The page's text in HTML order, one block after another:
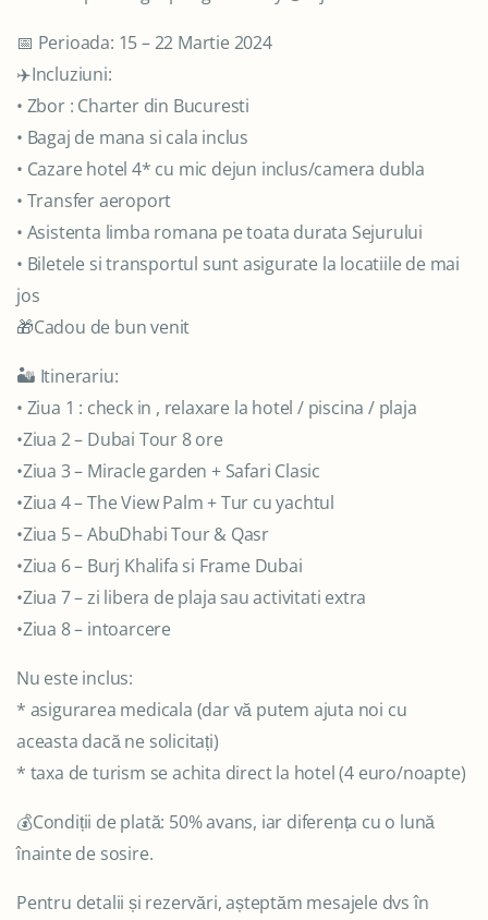
📅 Perioada: 15 – 22 Martie 2024
✈️Incluziuni:
• Zbor : Charter din Bucuresti
• Bagaj de mana si cala inclus
• Cazare hotel 4* cu mic dejun inclus/camera dubla
• Transfer aeroport
• Asistenta limba romana pe toata durata Sejurului
• Biletele si transportul sunt asigurate la locatiile de mai
jos
🎁Cadou de bun venit
🏜️ Itinerariu:
• Ziua 1 : check in , relaxare la hotel / piscina / plaja
•Ziua 2 – Dubai Tour 8 ore
•Ziua 3 – Miracle garden + Safari Clasic
•Ziua 4 – The View Palm + Tur cu yachtul
•Ziua 5 – AbuDhabi Tour & Qasr
•Ziua 6 – Burj Khalifa si Frame Dubai
•Ziua 7 – zi libera de plaja sau activitati extra
•Ziua 8 – intoarcere
Nu este inclus:
* asigurarea medicala (dar vă putem ajuta noi cu
aceasta dacă ne solicitați)
* taxa de turism se achita direct la hotel (4 euro/noapte)
💰Condiții de plată: 50% avans, iar diferența cu o lună
înainte de sosire.
Pentru detalii și rezervări, așteptăm mesajele dvs în